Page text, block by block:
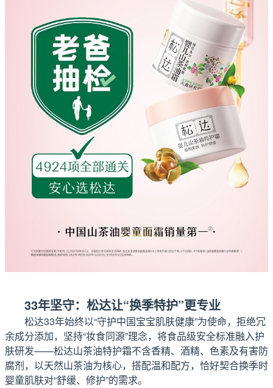
33年坚守：松达让“换季特护”更专业
松达33年始终以“守护中国宝宝肌肤健康”为使命，拒绝冗
余成分添加，坚持“妆食同源”理念，将食品级安全标准融入护
肤研发——松达山茶油特护霜不含香精、酒精、色素及有害防
腐剂，以天然山茶油为核心，搭配温和配方，恰好契合换季时
婴童肌肤对“舒缓、修护”的需求。